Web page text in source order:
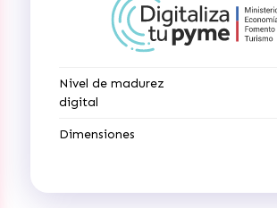
Nivel de madurez
digital
Dimensiones